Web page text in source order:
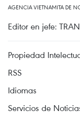
AGENCIA VIETNAMITA DE
Editor en jefe:
Propiedad
RSS
Idiomas
Servicios de